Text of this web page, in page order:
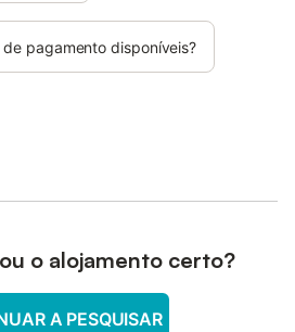
pagamento disponíveis?
o alojamento certo?
A PESQUISAR